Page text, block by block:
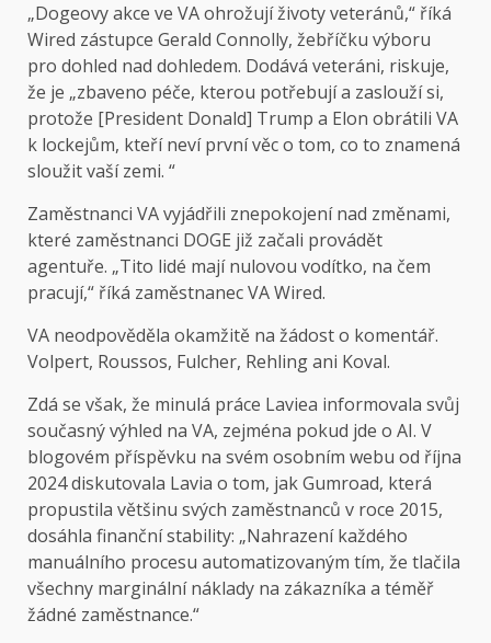
„Dogeovy akce ve VA ohrožují životy veteránů,“ říká
Wired zástupce Gerald Connolly, žebříčku výboru
pro dohled nad dohledem. Dodává veteráni, riskuje,
že je „zbaveno péče, kterou potřebují a zaslouží si,
protože [President Donald] Trump a Elon obrátili VA
k lockejům, kteří neví první věc o tom, co to znamená
sloužit vaší zemi. “
Zaměstnanci VA vyjádřili znepokojení nad změnami,
které zaměstnanci DOGE již začali provádět
agentuře. „Tito lidé mají nulovou vodítko, na čem
pracují,“ říká zaměstnanec VA Wired.
VA neodpověděla okamžitě na žádost o komentář.
Volpert, Roussos, Fulcher, Rehling ani Koval.
Zdá se však, že minulá práce Laviea informovala svůj
současný výhled na VA, zejména pokud jde o AI. V
blogovém příspěvku na svém osobním webu od října
2024 diskutovala Lavia o tom, jak Gumroad, která
propustila většinu svých zaměstnanců v roce 2015,
dosáhla finanční stability: „Nahrazení každého
manuálního procesu automatizovaným tím, že tlačila
všechny marginální náklady na zákazníka a téměř
žádné zaměstnance.“